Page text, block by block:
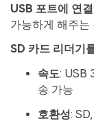
USB 포트에 연결
가능하게 해주는
SD 카드 리더기
속도: USB
송 가능
호환성: